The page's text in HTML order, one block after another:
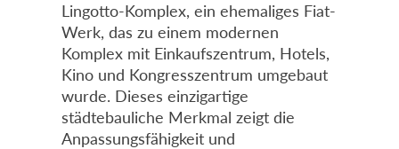
Lingotto-Komplex, ein ehemaliges Fiat-
Werk, das zu einem modernen
Komplex mit Einkaufszentrum, Hotels,
Kino und Kongresszentrum umgebaut
wurde. Dieses einzigartige
städtebauliche Merkmal zeigt die
Anpassungsfähigkeit und